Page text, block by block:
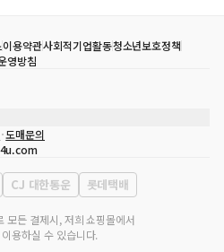
이용약관사회적기업활동청소년보호정책
영방침
-02223
도매문의
CJ 대한통운 롯데택배
모든 결제시, 저희 쇼핑몰에서
용하실 수 있습니다.